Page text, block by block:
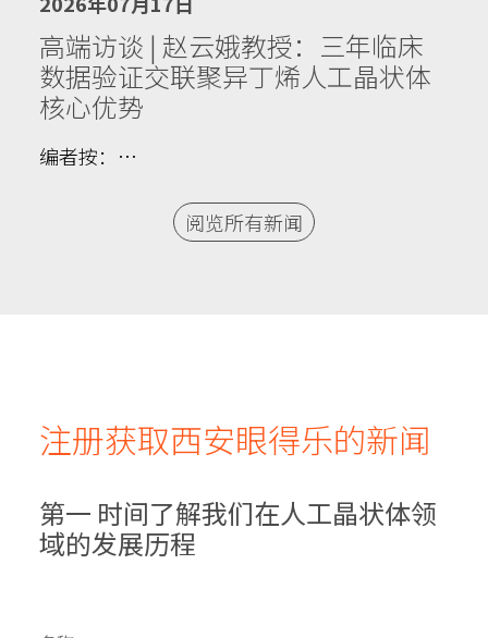
高端访谈 | 赵云娥教授：三年临床
数据验证交联聚异丁烯人工晶状体
核心优势
编者按：…
阅览所有新闻
注册获取西安眼得乐的新闻
第一 时间了解我们在人工晶状体领
域的发展历程